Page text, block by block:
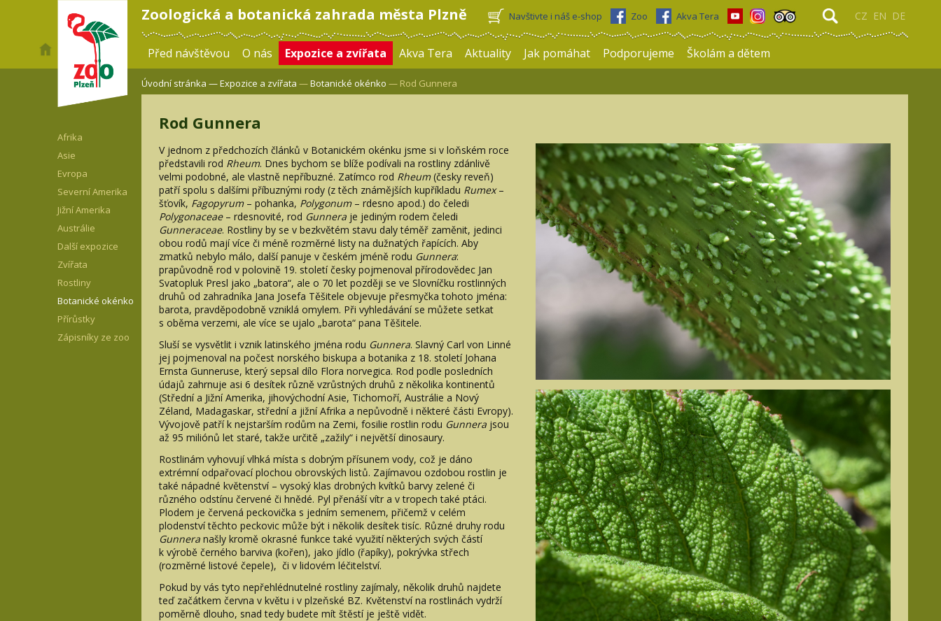
Zoologická a botanická zahrada města Plzně CZ EN DE
Navštivte i náš e-shop Zoo Akva Tera
Před návštěvou O nás Expozice a zvířata Akva Tera Aktuality Jak pomáhat Podporujeme Školám a dětem
Afrika
Asie
Evropa
Severní Amerika
Jižní Amerika
Austrálie
Další expozice
Zvířata
Rostliny
Botanické okénko
Přírůstky
Zápisníky ze zoo
Úvodní stránka —Expozice a zvířata —Botanické okénko — Rod Gunnera
Rod Gunnera
V jednom z předchozích článků v Botanickém okénku jsme si v loňském roce
představili rod Rheum. Dnes bychom se blíže podívali na rostliny zdánlivě
velmi podobné, ale vlastně nepříbuzné. Zatímco rod Rheum(česky reveň)
patří spolu s dalšími příbuznými rody (z těch známějších kupříkladu Rumex–
šťovík, Fagopyrum– pohanka, Polygonum– rdesno apod.) do čeledi
Polygonaceae– rdesnovité, rod Gunnera je jediným rodem čeledi
Gunneraceae. Rostliny by se v bezkvětém stavu daly téměř zaměnit, jedinci
obou rodů mají více či méně rozměrné listy na dužnatých řapících. Aby
zmatků nebylo málo, další panuje v českém jméně rodu Gunnera:
prapůvodně rod v polovině 19. století česky pojmenoval přírodovědec Jan
Svatopluk Presl jako „batora“, ale o 70 let později se ve Slovníčku rostlinných
druhů od zahradníka Jana Josefa Těšitele objevuje přesmyčka tohoto jména:
barota, pravděpodobně vzniklá omylem. Při vyhledávání se můžete setkat
s oběma verzemi, ale více se ujalo „barota“ pana Těšitele.
Sluší se vysvětlit i vznik latinského jména rodu Gunnera. Slavný Carl von Linné
jej pojmenoval na počest norského biskupa a botanika z 18. století Johana
Ernsta Gunneruse, který sepsal dílo Flora norvegica. Rod podle posledních
údajů zahrnuje asi 6 desítek různě vzrůstných druhů z několika kontinentů
(Střední a Jižní Amerika, jihovýchodní Asie, Tichomoří, Austrálie a Nový
Zéland, Madagaskar, střední a jižní Afrika a nepůvodně i některé části Evropy).
Vývojově patří k nejstarším rodům na Zemi, fosilie rostlin rodu Gunnera jsou
až 95 miliónů let staré, takže určitě „zažily“ i největší dinosaury.
Rostlinám vyhovují vlhká místa s dobrým přísunem vody, což je dáno
extrémní odpařovací plochou obrovských listů. Zajímavou ozdobou rostlin je
také nápadné květenství – vysoký klas drobných kvítků barvy zelené či
různého odstínu červené či hnědé. Pyl přenáší vítr a v tropech také ptáci.
Plodem je červená peckovička s jedním semenem, přičemž v celém
plodenství těchto peckovic může být i několik desítek tisíc. Různé druhy rodu
Gunnera našly kromě okrasné funkce také využití některých svých částí
k výrobě černého barviva (kořen), jako jídlo (řapíky), pokrývka střech
(rozměrné listové čepele), či v lidovém léčitelství.
Pokud by vás tyto nepřehlédnutelné rostliny zajímaly, několik druhů najdete
teď začátkem června v květu i v plzeňské BZ. Květenství na rostlinách vydrží
poměrně dlouho, snad tedy budete mít štěstí je ještě vidět.